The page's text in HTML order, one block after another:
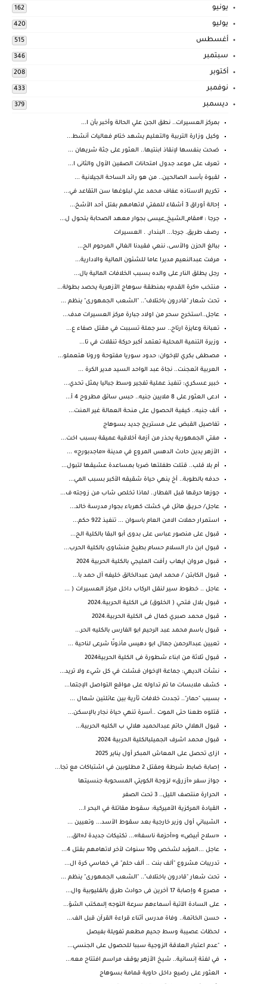
يونيو 162
يوليو 420
أغسطس 515
سبتمبر 346
أكتوبر 208
نوفمبر 433
ديسمبر 379
بمركز العسيرات.. نطق الجن علي الحالة وأخبر بأن ا...
وكيل وزارة التربية والتعليم يشهد ختام فعاليات أنشط...
ضحت بنفسها لإنقاذ ابنتيها.. العثور على جثة شريهان ...
تعرف على موعد جدول امتحانات الصفين الأول والثانى ا...
لقبوة بأسد الصالحين.. من هو رائد الساحة الجيلانية ...
تكريم الاستاذه عفاف محمد علي لبلوغها سن التقاعد في...
إحالة أوراق 3 أشقاء للمفتي لاتهامهم بفتل أحد الأشخ...
جرجا : #مقام_الشيخ_عيسى بجوار معهد الصحابة يتحول ل...
رصف طريق. جرجا... البندار. . العسيرات
ببالغ الحزن والأسى، ننعي فقيدنا الغالي المرحوم الح...
مرفت عبدالنعيم مديرا عاما للشئون المالية والادارية...
رجل يطلق النار على والده بسبب الخلافات المالية بال...
منتخب «كرة القدم» بمنطقة سوهاج الأزهرية يحصد بطولة...
تحت شعار "قادرون باختلاف".. "الشعب الجمهورى" ينظم ...
عاجل..استخرج سحر من اولاد جبارة مركز العسيرات مدف...
تعبانة وعايزة ارتاح.. سر جملة تسببت في مقتل صفاء ع...
وزيرة التنمية المحلية تعتمد أكبر حركة تنقلات في تا...
مصطفى بكري للإخوان: حدود سوريا مفتوحة ورونا هتعملو...
العربية اتعجنت.. نجاة عبد الواحد السيد مدير الكرة ...
خبير عسكري: تنفيذ عملية تفجير وسط جباليا يمثل تحدي...
ادعى العثور على 8 ملايين جنيه.. حبس سائق مطروح 4 أ...
ألف جنيه.. كيفية الحصول على منحة العمالة غير المنت...
تفاصيل القبض على مستريح جديد بسوهاج
مفتي الجمهورية يحذر من أزمة أخلاقية عميقة بسبب اخت...
الأزهر يدين حادث الدهس المروع في مدينة «ماجدبورج» ...
أم بلا قلب.. قتلت طفلتها ضربا بمساعدة عشيقها لتبول...
حدفه بالطوبة.. أخ ينهي حياة شقيقه الأكبر بسبب المي...
جوزها حرقها قبل الفطار.. لماذا تخلص شاب من زوجته ف...
عاجل/ حــريــق هائل في كشك كهرباء بجوار مدرسة خالد...
استمرار حملات الامن العام باسوان ... تنفيذ 922 حكم...
قبول على منصور عباس على بدوى أبو البقا بالكلية الح...
قبول ابن دار السلام حسام بطيخ منشاوى بالكلية الحرب...
قبول مروان ايهاب رأفت المليجي بالكلية الحربية 2024
قبول الكابتن / محمد ايمن عبدالخالق خليفه آل حمد با...
عاجل .. خطوط سير لنقل الركاب داخل مركز العسيرات ( ...
قبول بلال فتحي ( الخلوق) فى الكلية الحربية.2024
قبول محمد صبري كمال فى الكلية الحربية.2024
قبول باسم محمد عبد الرحيم ابو الفارس بالكليه الحر...
تعيين عبدالرحمن جمال ابو دهيس مأذونًا شرعى لناحية ...
قبول ثلاثة من ابناء شطورة فى الكلية الحربية2024
نشأت الديهي: جماعة الإخوان فشلت في كل شيء ولا تريد...
كشف ملابسات ما تم تداوله على مواقع التواصل الإجتما...
بسبب "حمار".. تجددت خلافات ثأرية بين عائلتين شمال ...
قتلوه طعنا حتى الموت ..أسرة تنهي حياة نجار بالإسكن...
قبول الهلالي حاتم عبدالحميد هلالي ب الكليه الحربية...
قبول محمد اشرف الجميلبالكلية الحربية 2024
ازاى تحصل على المعاش المبكر أول يناير 2025
إصابة ضابط شرطة ومقتل 2 مطلوبين في اشتباكات مع تجا...
جواز سفر «أزرق» لزوجة الكويتي المسحوبة جنسيتها
الحرارة منتصف الليل.. 3 تحت الصفر
القيادة المركزية الأميركية: سقوط مقاتلة في البحر ا...
الشيباني أول وزير خارجية بعد سقوط الأسد... وتعيين ...
«سلاح أبيض» و«أحزمة ناسفة»... تكتيكات جديدة لـ«الق...
عاجل ...المؤبد لشخص و10 سنوات لأخر لاتهامهم بقتل 4...
تدريبات مشروع "ألف بنت .. ألف حلم" في خماسي كرة ال...
تحت شعار "قادرون باختلاف".. "الشعب الجمهورى" ينظم ...
مصرع 4 وإصابة 17 آخرين فى حوادث طرق بالقليوبية وال...
على السادة الآتية أسماءهم سرعة التوجه إلىمكتب الشؤ...
حسن الخاتمة.. وفاة مدرس أثناء قراءة القرآن قبل الف...
لحظات عصيبة وسط جحيم مطعم تفويلة بفيصل
"عدم اعتبار العلاقة الزوجية سببا للحصول على الجنسي...
في لفتة إنسانية.. شيخ الأزهر يوقف مراسم افتتاح معه...
العثور على رضيع داخل حاوية قمامة بسوهاج